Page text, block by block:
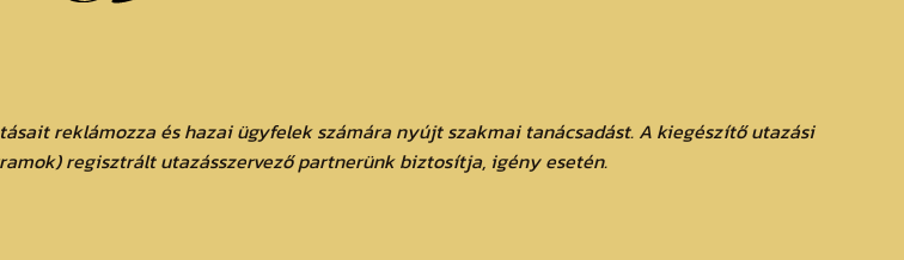
reklámozza és hazai ügyfelek számára nyújt szakmai tanácsadást. A kiegészítő utazási
regisztrált utazásszervező partnerünk biztosítja, igény esetén.